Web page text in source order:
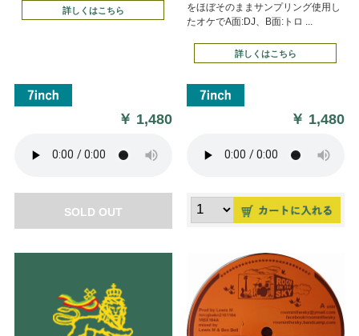
詳しくはこちら
￥ 1,480
SOLD OUT
をほぼそのままサンプリング使用し
たオケでA面:DJ、B面:トロ ...
詳しくはこちら
￥ 1,480